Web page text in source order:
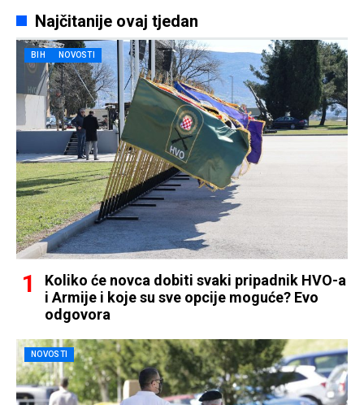
Najčitanije ovaj tjedan
BIH NOVOSTI
Koliko će novca dobiti svaki pripadnik HVO-a
i Armije i koje su sve opcije moguće? Evo
odgovora
NOVOSTI